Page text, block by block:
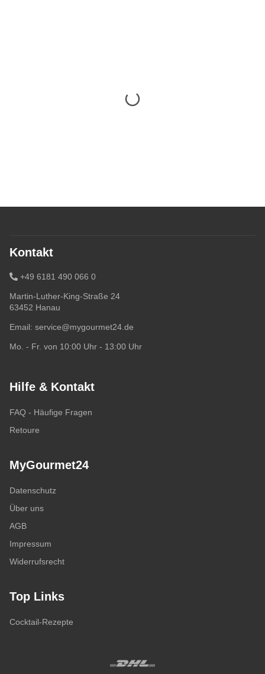
Kontakt
+49 6181 490 066 0
Martin-Luther-King-Straße 24
63452 Hanau
Email: service@mygourmet24.de
Mo. - Fr. von 10:00 Uhr - 13:00 Uhr
Hilfe & Kontakt
FAQ - Häufige Fragen
Retoure
MyGourmet24
Datenschutz
Über uns
AGB
Impressum
Widerrufsrecht
Top Links
Cocktail-Rezepte